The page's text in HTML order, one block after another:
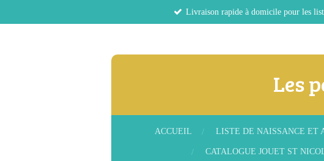
Livraison rapide à domicile pour les
Les
ACCUEIL LISTE DE NAISSANCE ET
CATALOGUE JOUET ST